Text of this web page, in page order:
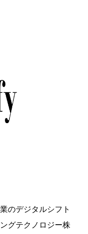
のデジタルシフト
グテクノロジー株